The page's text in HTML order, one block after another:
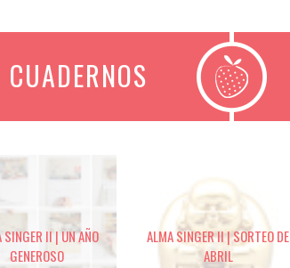
SINGER II | UN AÑO
GENEROSO
ALMA SINGER II | SORTEO DE
ABRIL